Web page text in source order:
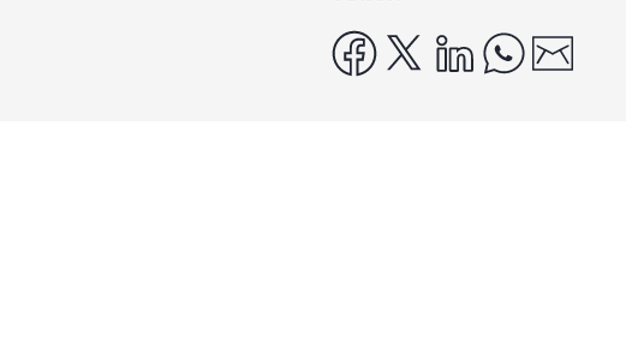
facebook
x linkedinwhatsapp